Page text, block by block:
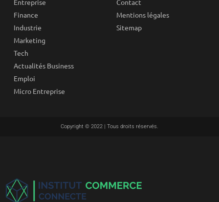
Entreprise
Finance
Industrie
Marketing
Tech
Actualités Business
Emploi
Micro Entreprise
Contact
Mentions légales
Sitemap
Copyright © 2022 | Tous droits réservés.